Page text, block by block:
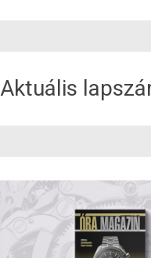
Aktuális